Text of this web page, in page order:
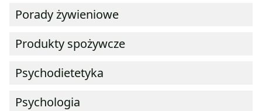
Porady żywieniowe
Produkty spożywcze
Psychodietetyka
Psychologia